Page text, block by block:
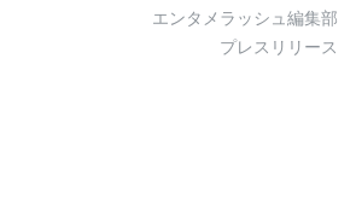
エンタメラッシュ編集部
プレスリリース